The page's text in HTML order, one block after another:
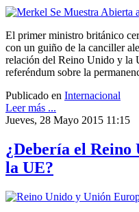
El primer ministro británico
con un guiño de la canciller
relación del Reino Unido y la
referéndum sobre la
Publicado en Internacional
Leer más ...
Jueves, 28 Mayo 2015 11:15
¿Debería el Reino
la UE?